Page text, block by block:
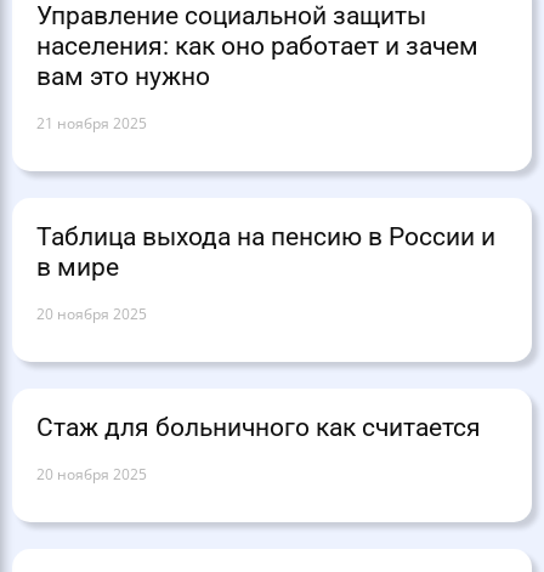
Управление социальной защиты
населения: как оно работает и зачем
вам это нужно
21 ноября 2025
Таблица выхода на пенсию в России и
в мире
20 ноября 2025
Стаж для больничного как считается
20 ноября 2025